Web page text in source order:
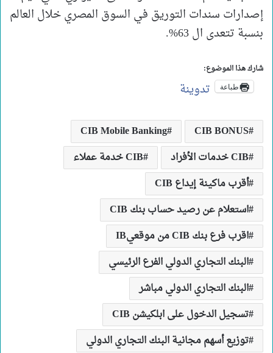
إصدارات سندات التوريق في السوق المصري خلال العالم
بنسبة تتعدى ال 63%.
شارك هذا الموضوع:
طباعة تدوينة
CIB BONUS
CIB Mobile Banking
CIB خدمات الأفراد
CIB خدمة عملاء
أقرب ماكينة إيداع CIB
استعلام عن رصيد حساب بنك CIB
اقرب فرع بنك CIB من موقعيIB
البنك التجاري الدولي الفرع الرئيسي
البنك التجاري الدولي مباشر
تسجيل الدخول على ابلكيشن CIB
توزيع أسهم مجانية البنك التجاري الدولي